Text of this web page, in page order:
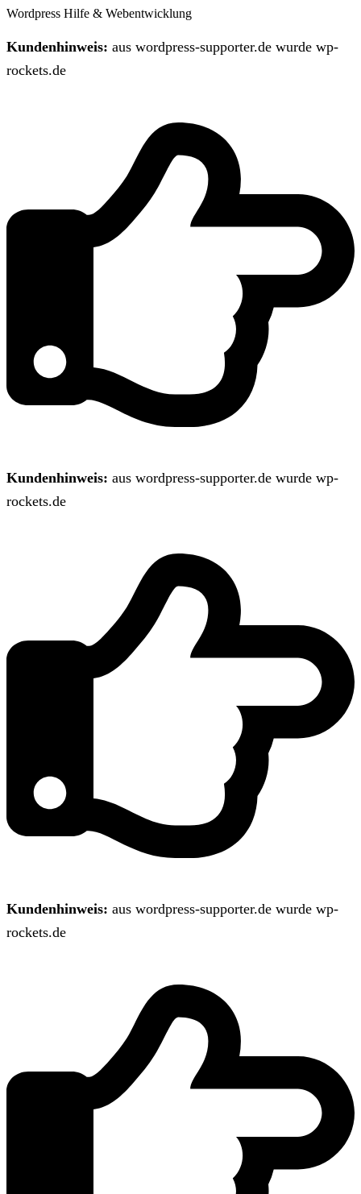
Wordpress Hilfe & Webentwicklung
Kundenhinweis: aus wordpress-supporter.de wurde wp-
rockets.de
Kundenhinweis: aus wordpress-supporter.de wurde wp-
rockets.de
Kundenhinweis: aus wordpress-supporter.de wurde wp-
rockets.de